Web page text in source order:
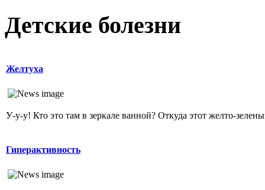
Детские болезни
Желтуха
У-у-у! Кто это там в зеркале ванной? Откуда этот желто-
Гиперактивность